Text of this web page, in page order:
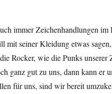
immer Zeichenhandlungen im
seiner Kleidung etwas
Rocker, wie die Punks unserer
ganz gut zu uns, dann kann er
für uns, sind wir bereit